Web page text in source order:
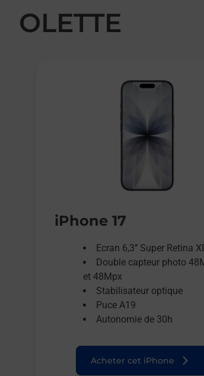
OLETTE
iPhone 17
Ecran 6,3’’ Super Retina
Double capteur photo
et 48Mpx
Stabilisateur optique
Puce A19
Autonomie de 30h
Acheter cet iPhone